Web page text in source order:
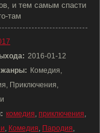
и тем самым спасти
там
2016-01-12
Комедия,
Приключения,
комедия, приключения,
, Комедия, Пародия,